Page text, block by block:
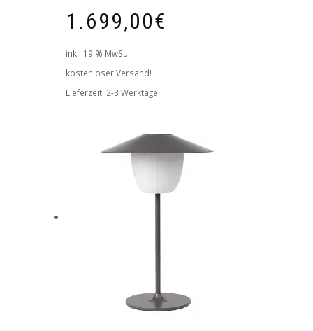
1.699,00€
inkl. 19 % MwSt.
kostenloser Versand!
Lieferzeit: 2-3 Werktage